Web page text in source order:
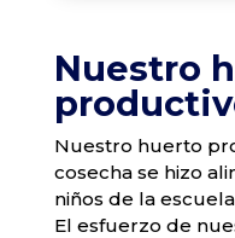
Nuestro
Nuestro huerto
cosecha se hizo
niños de la
El esfuerzo de